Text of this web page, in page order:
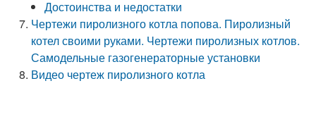
Достоинства и недостатки
Чертежи пиролизного котла попова. Пиролизный
котел своими руками. Чертежи пиролизных котлов.
Самодельные газогенераторные установки
Видео чертеж пиролизного котла